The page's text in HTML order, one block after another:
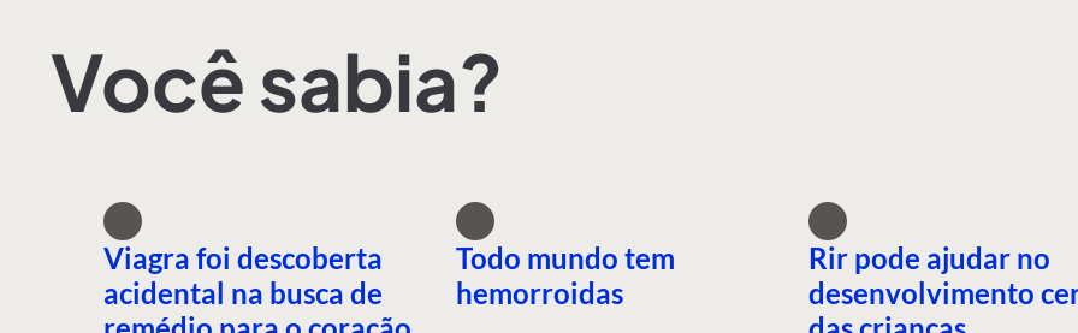
Você sabia?
Viagra foi descoberta
acidental na busca de
Todo mundo tem
hemorroidas
Rir pode ajudar no
desenvolvimento